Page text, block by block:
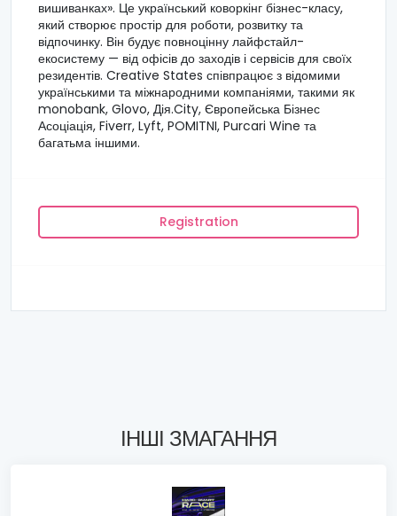
вишиванках». Це український коворкінг бізнес-класу,
який створює простір для роботи, розвитку та
відпочинку. Він будує повноцінну лайфстайл-
екосистему — від офісів до заходів і сервісів для своїх
резидентів. Creative States співпрацює з відомими
українськими та міжнародними компаніями, такими як
monobank, Glovo, Дія.City, Європейська Бізнес
Асоціація, Fiverr, Lyft, POMITNI, Purcari Wine та
багатьма іншими.
Registration
ІНШІ ЗМАГАННЯ